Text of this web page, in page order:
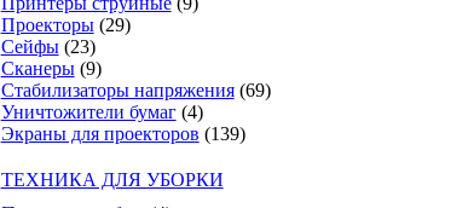
Проекторы (29)
Сейфы (23)
Сканеры (9)
Стабилизаторы напряжения (69)
Уничтожители бумаг (4)
Экраны для проекторов (139)
ТЕХНИКА ДЛЯ УБОРКИ